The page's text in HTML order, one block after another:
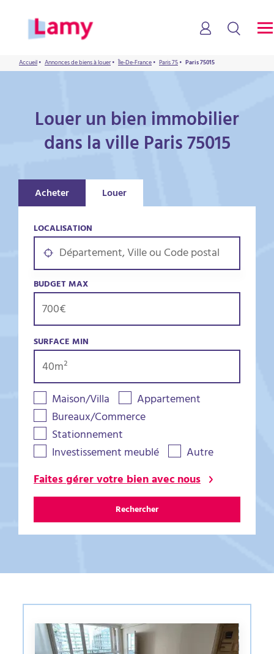
Accueil• Annonces de biens à louer• Île-De-France• Paris 75• Paris 75015
Louer un bien immobilier
dans la ville Paris 75015
Acheter Louer
LOCALISATION
BUDGET MAX
SURFACE MIN
Maison/Villa
Appartement
Bureaux/Commerce
Stationnement
Investissement meublé
Autre
Faites gérer votre bien avec nous
Rechercher